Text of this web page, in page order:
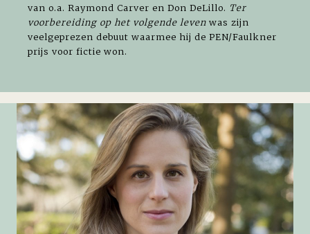
van o.a. Raymond Carver en Don DeLillo. Ter
voorbereiding op het volgende leven was zijn
veelgeprezen debuut waarmee hij de PEN/Faulkner
prijs voor fictie won.